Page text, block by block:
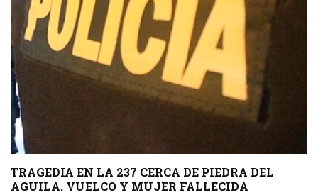
TRAGEDIA EN LA 237 CERCA DE PIEDRA DEL
AGUILA. VUELCO Y MUJER FALLECIDA